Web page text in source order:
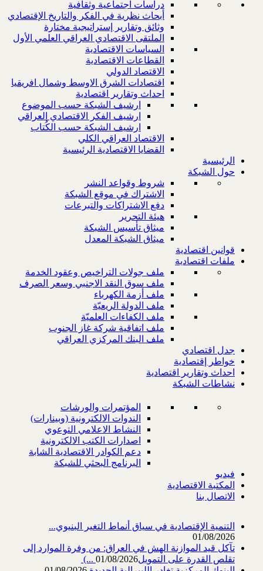
دراسات اجتماعية وثقافية
أبحاث نظرية في الفكر والتاريخ الإقتصادي
وثائق وتقارير إستراتيجية مختارة
الملتقى الاقتصادي العراقي العلمي الأول
السياسات الاقتصادية
القطاعات الاقتصادية
الاقتصاد الدولي
اقتصادات الشرق الاوسط وشمال افريقيا
احداث وتقارير اقتصادية
ارشيف الشبكة حسب الموضوع
ارشيف الفكر الاقتصادي العراقي
ارشيف الشبكة حسب الكُتاب
الاقتصاد العراقي الكلي
القضايا الاقتصادية الرئيسية
الرئيسية
حول الشبكة
شروط وقواعد النشر
الاشتراك في موقع الشبكة
دفع الاشتراكات والتبرعات
هيئة التحرير
ميثاق تأسيس الشبكة
ميثاق الشبكة المعدل
قوانين اقتصادية
ملفات اقتصادية
ملف جولات التراخيص وعقود الخدمة
ملف سوق النقد الاجنبي وسعر الصرف
ملف أزمة الكهرباء
ملف الدولة الريعيّة
ملف الكفاءات العلميّة
ملف اتفاقية شركة غاز الجنوب
ملف البنك المركزي العراقي
جدل اقتصادي
خواطر إقتصادية
احداث وتقارير اقتصادية
نشاطات الشبكة
المؤتمرات والورشات
الندوات الالكترونية (وبينارات)
النشاط الاعلامي التوعوي
اصدارات الكتب الالكترونية
دعم الكوادر الاقتصادية الشابة
البرنامج البحثي للشبكة
فيديو
المكتبة الاقتصادية
الاتصال بنا
التنمية الإقتصادية في سياق أنماط التغير البنيوي...
01/08/2026
تآكل قيد الموازنة الهش في العراق: من وفرة الموارد إلى
تقلص القدرة على التمويل‎ (...01/08/2026